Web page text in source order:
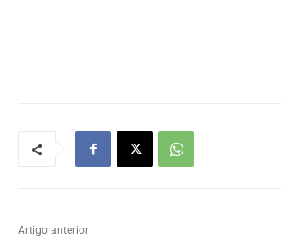
Artigo anterior